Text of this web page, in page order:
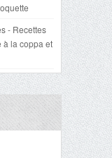
- Recettes
à la coppa et